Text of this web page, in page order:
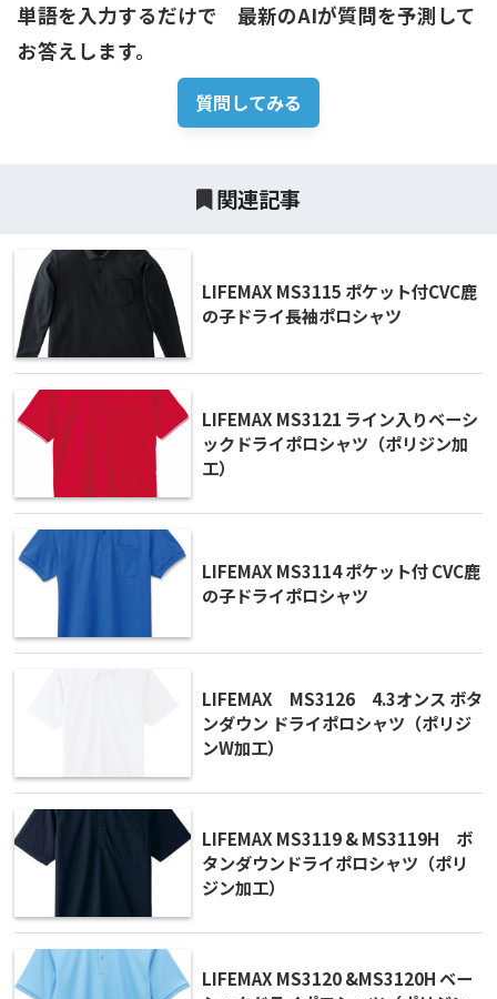
単語を入力するだけで　最新のAIが質問を予測して
お答えします。
質問してみる
関連記事
LIFEMAX MS3115 ポケット付CVC鹿
の子ドライ長袖ポロシャツ
LIFEMAX MS3121 ライン入りベーシ
ックドライポロシャツ（ポリジン加
工）
LIFEMAX MS3114 ポケット付 CVC鹿
の子ドライポロシャツ
LIFEMAX MS3126 4.3オンス ボタ
ンダウン ドライポロシャツ（ポリジ
ンW加工）
LIFEMAX MS3119 & MS3119H ボ
タンダウンドライポロシャツ（ポリ
ジン加工）
LIFEMAX MS3120 &MS3120H ベー